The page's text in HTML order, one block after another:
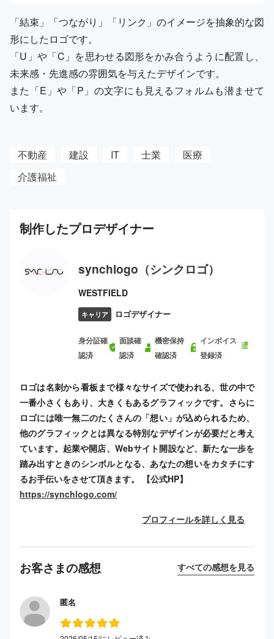
「結束」「つながり」「リンク」のイメージを抽象的な図
形にしたロゴです。
「U」や「C」を思わせる図形をかみ合うように配置し、
未来感・先進感の雰囲気を与えたデザインです。
また「E」や「P」の文字にも見えるフォルムも潜ませて
います。
不動産 建設 IT 士業
医療
介護福祉
制作したプロデザイナー
synchlogo（シンクロゴ）
WESTFIELD
キャリア ロゴデザイナー
身分証確
認済
面談確
認済
機密保持
確認済
インボイス
登録済
ロゴは名刺から看板まで様々なサイズで使われる、世の中で
一番小さくもあり、大きくもあるグラフィックです。さらに
ロゴには唯一無二のたくさんの「想い」が込められるため、
他のグラフィックとは異なる特別なデザインが必要だと考え
ています。起業や開店、Webサイト開設など、新たな一歩を
踏み出すときのシンボルとなる、あなたの想いをカタチにす
るお手伝いをさせて頂きます。 【公式HP】
https://synchlogo.com/
プロフィールを詳しく見る
お客さまの感想 すべての感想を見る
匿名